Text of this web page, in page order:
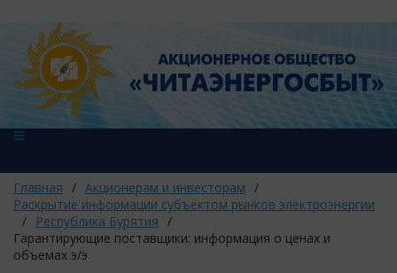
Главная / Акционерам и инвесторам /
Раскрытие информации субъектом рынков электроэнергии
/
Республика Бурятия /
Гарантирующие поставщики: информация о ценах и
объемах э/э